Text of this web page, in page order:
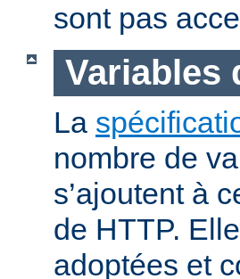
sont pas
Variables
La
nombre de
s’ajoutent à
de HTTP.
adoptées et